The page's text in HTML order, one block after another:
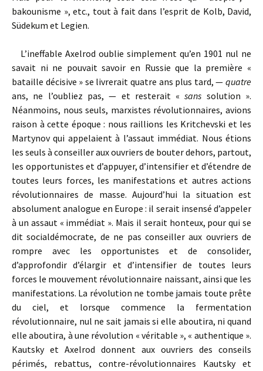
bakounisme », etc., tout à fait dans l’esprit de Kolb, David,
Südekum et Legien.
L’ineffable Axelrod oublie simplement qu’en 1901 nul ne
savait ni ne pouvait savoir en Russie que la première «
bataille décisive » se livrerait quatre ans plus tard, — quatre
ans, ne l’oubliez pas, — et resterait «sans solution ».
Néanmoins, nous seuls, marxistes révolutionnaires, avions
raison à cette époque : nous raillions les Kritchevski et les
Martynov qui appelaient à l’assaut immédiat. Nous étions
les seuls à conseiller aux ouvriers de bouter dehors, partout,
les opportunistes et d’appuyer, d’intensifier et d’étendre de
toutes leurs forces, les manifestations et autres actions
révolutionnaires de masse. Aujourd’hui la situation est
absolument analogue en Europe : il serait insensé d’appeler
à un assaut « immédiat ». Mais il serait honteux, pour qui se
dit socialdémocrate, de ne pas conseiller aux ouvriers de
rompre avec les opportunistes et de consolider,
d’approfondir d’élargir et d’intensifier de toutes leurs
forces le mouvement révolutionnaire naissant, ainsi que les
manifestations. La révolution ne tombe jamais toute prête
du ciel, et lorsque commence la fermentation
révolutionnaire, nul ne sait jamais si elle aboutira, ni quand
elle aboutira, à une révolution « véritable », « authentique ».
Kautsky et Axelrod donnent aux ouvriers des conseils
périmés, rebattus, contre-révolutionnaires Kautsky et